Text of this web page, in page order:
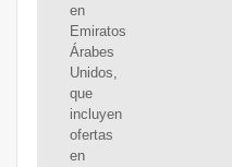
en
Emiratos
Árabes
Unidos,
que
incluyen
ofertas
en